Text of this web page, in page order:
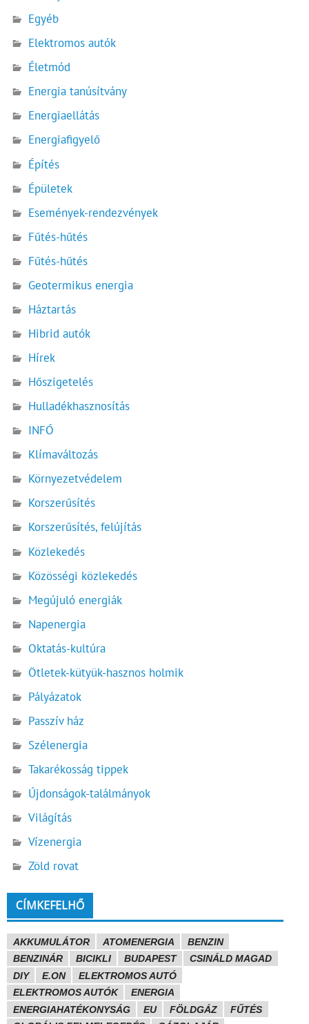
Egyéb
Elektromos autók
Életmód
Energia tanúsítvány
Energiaellátás
Energiafigyelő
Építés
Épületek
Események-rendezvények
Fűtés-hűtés
Fűtés-hűtés
Geotermikus energia
Háztartás
Hibrid autók
Hírek
Hőszigetelés
Hulladékhasznosítás
INFÓ
Klímaváltozás
Környezetvédelem
Korszerűsítés
Korszerűsítés, felújítás
Közlekedés
Közösségi közlekedés
Megújuló energiák
Napenergia
Oktatás-kultúra
Ötletek-kütyük-hasznos holmik
Pályázatok
Passzív ház
Szélenergia
Takarékosság tippek
Újdonságok-találmányok
Világítás
Vízenergia
Zöld rovat
CÍMKEFELHŐ
AKKUMULÁTOR ATOMENERGIA
BENZIN
BENZINÁR
BICIKLI BUDAPEST
CSINÁLD MAGAD
DIY
E.ON
ELEKTROMOS AUTÓ
ELEKTROMOS AUTÓK
ENERGIA
ENERGIAHATÉKONYSÁG
EU FÖLDGÁZ
FŰTÉS